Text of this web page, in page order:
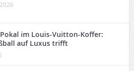
Pokal im Louis-Vuitton-Koffer:
auf Luxus trifft